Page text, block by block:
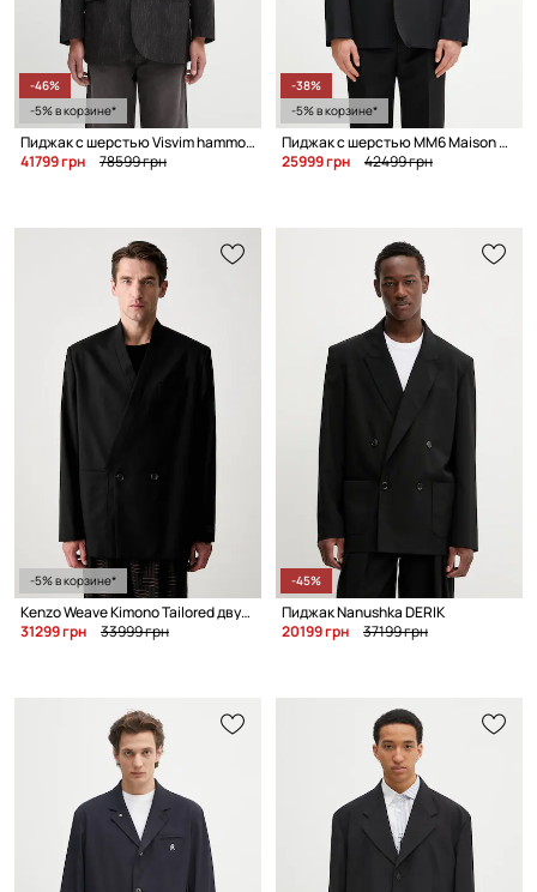
-46%
-5% в корзине*
Пиджак с шерстью Visvim hammons jkt santome
41799 грн
78599 грн
-38%
-5% в корзине*
Пиджак с шерстью MM6 Maison Margiela x MM6 Wardro
25999 грн
42499 грн
-5% в корзине*
Kenzo Weave Kimono Tailored двубортный пиджак из шерсти для мужчин
31299 грн
33999 грн
-45%
Пиджак Nanushka DERIK
20199 грн
37199 грн